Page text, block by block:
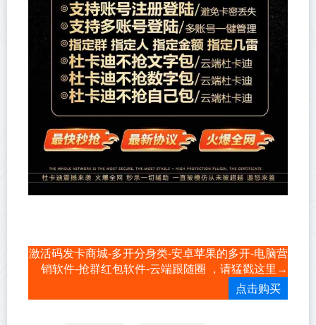
激活码发卡商城-多开分身类-安卓苹果的多开-电脑营
销软件-抢群红包软件-云端跟随圈 ，请猛戳这里→
点击购买